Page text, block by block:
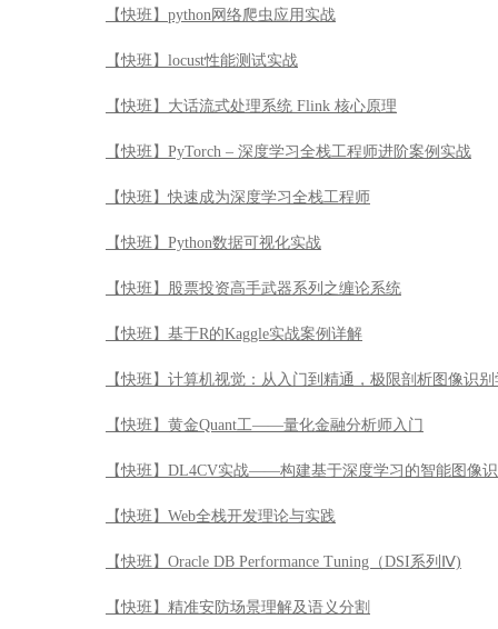
【快班】python网络爬虫应用实战
【快班】locust性能测试实战
【快班】大话流式处理系统 Flink 核心原理
【快班】PyTorch – 深度学习全栈工程师进阶案例实战
【快班】快速成为深度学习全栈工程师
【快班】Python数据可视化实战
【快班】股票投资高手武器系列之缠论系统
【快班】基于R的Kaggle实战案例详解
【快班】计算机视觉：从入门到精通，极限剖析图像识
【快班】黄金Quant工——量化金融分析师入门
【快班】DL4CV实战——构建基于深度学习的智能图像
【快班】Web全栈开发理论与实践
【快班】Oracle DB Performance Tuning（DSI系列Ⅳ)
【快班】精准安防场景理解及语义分割